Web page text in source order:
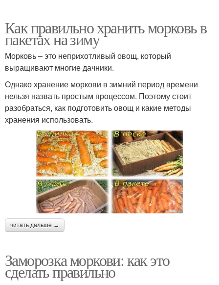
Как правильно хранить морковь в
пакетах на зиму
Морковь – это неприхотливый овощ, который
выращивают многие дачники.
Однако хранение моркови в зимний период времени
нельзя назвать простым процессом. Поэтому стоит
разобраться, как подготовить овощ и какие методы
хранения использовать.
читать дальше →
Заморозка моркови: как это
сделать правильно